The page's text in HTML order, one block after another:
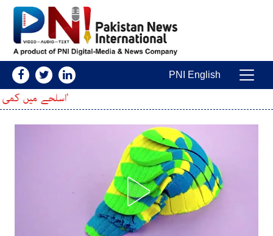
Main Navigation
PNI English
'اسلحے میں کمی کا خدشہ'؛ امریکی